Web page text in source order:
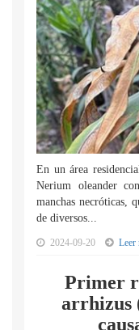
En un área
Nerium oleander
manchas necróticas,
de diversos...
2024-09-20 Leer
Primer
arrhizus